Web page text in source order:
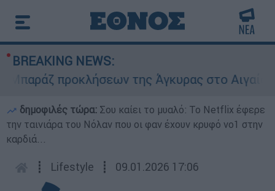
BREAKING NEWS:
προκλήσεων της Άγκυρας στο Αιγαίο:
δημοφιλές τώρα: Σου καίει το μυαλό: Το Netflix έφερε
την ταινιάρα του Νόλαν που οι φαν έχουν κρυφό νο1 στην
καρδιά...
┋ Lifestyle ┋ 09.01.2026 17:06